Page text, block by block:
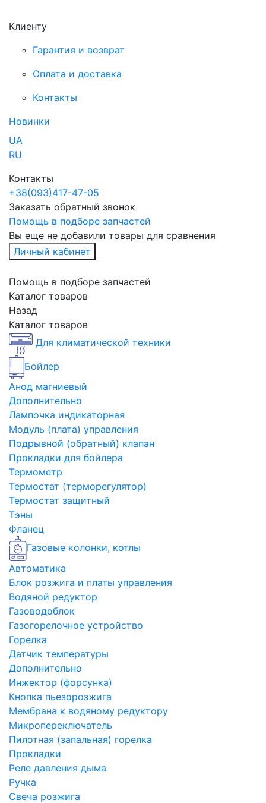
Клиенту
Гарантия и возврат
Оплата и доставка
Контакты
Новинки
UA
RU
Контакты
+38(093)417-47-05
Заказать обратный звонок
Помощь в подборе запчастей
Вы еще не добавили товары для сравнения
Личный кабинет
Помощь в подборе запчастей
Каталог товаров
Назад
Каталог товаров
Для климатической техники
Бойлер
Анод магниевый
Дополнительно
Лампочка индикаторная
Модуль (плата) управления
Подрывной (обратный) клапан
Прокладки для бойлера
Термометр
Термостат (терморегулятор)
Термостат защитный
Тэны
Фланец
Газовые колонки, котлы
Автоматика
Блок розжига и платы управления
Водяной редуктор
Газоводоблок
Газогорелочное устройство
Горелка
Датчик температуры
Дополнительно
Инжектор (форсунка)
Кнопка пьезорозжига
Мембрана к водяному редуктору
Микропереключатель
Пилотная (запальная) горелка
Прокладки
Реле давления дыма
Ручка
Свеча розжига